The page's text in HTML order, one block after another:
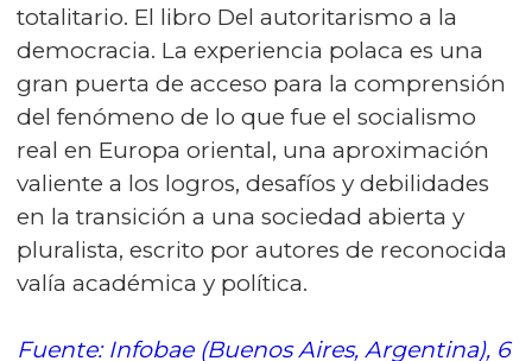
totalitario. El libro Del autoritarismo a la
democracia. La experiencia polaca es una
gran puerta de acceso para la comprensión
del fenómeno de lo que fue el socialismo
real en Europa oriental, una aproximación
valiente a los logros, desafíos y debilidades
en la transición a una sociedad abierta y
pluralista, escrito por autores de reconocida
valía académica y política.
Fuente: Infobae (Buenos Aires, Argentina), 6